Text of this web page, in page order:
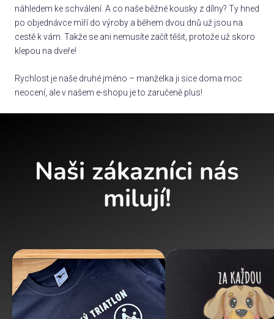
náhledem ke schválení. A co naše běžné kousky z dílny? Ty hned
po objednávce míří do výroby a během dvou dnů už jsou na
cestě k vám. Takže se ani nemusíte začít těšit, protože už skoro
klepou na dveře!
Rychlost je naše druhé jméno – manželka ji sice doma moc
neocení, ale v našem e-shopu je to zaručeně plus!
Naši zákazníci nás
milují!